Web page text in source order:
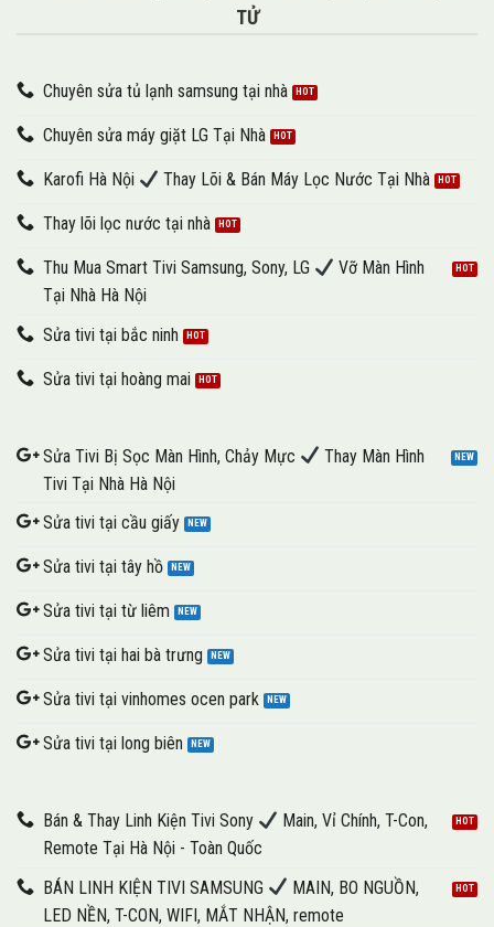
TỬ
Chuyên sửa tủ lạnh samsung tại nhà
Chuyên sửa máy giặt LG Tại Nhà
Karofi Hà Nội Thay Lõi & Bán Máy Lọc Nước Tại Nhà
Thay lõi lọc nước tại nhà
Thu Mua Smart Tivi Samsung, Sony, LG
Vỡ Màn Hình
Tại Nhà Hà Nội
Sửa tivi tại bắc ninh
Sửa tivi tại hoàng mai
Sửa Tivi Bị Sọc Màn Hình, Chảy Mực
Thay Màn Hình
Tivi Tại Nhà Hà Nội
Sửa tivi tại cầu giấy
Sửa tivi tại tây hồ
Sửa tivi tại từ liêm
Sửa tivi tại hai bà trưng
Sửa tivi tại vinhomes ocen park
Sửa tivi tại long biên
Bán & Thay Linh Kiện Tivi Sony
Main, Vỉ Chính, T-Con,
Remote Tại Hà Nội - Toàn Quốc
BÁN LINH KIỆN TIVI SAMSUNG
MAIN, BO NGUỒN,
LED NỀN, T-CON, WIFI, MẮT NHẬN, remote